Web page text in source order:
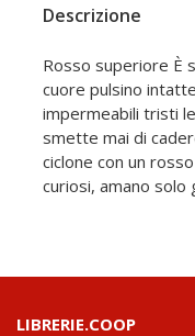
Descrizione
Rosso superiore È
cuore pulsino
impermeabili tristi
smette mai di
ciclone con un
curiosi, amano
LIBRERIE.COOP